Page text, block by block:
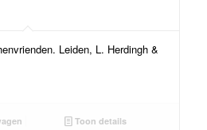
Leiden, L. Herdingh &
Toon details